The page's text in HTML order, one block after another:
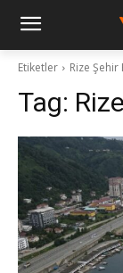
Etiketler Rize
Tag: